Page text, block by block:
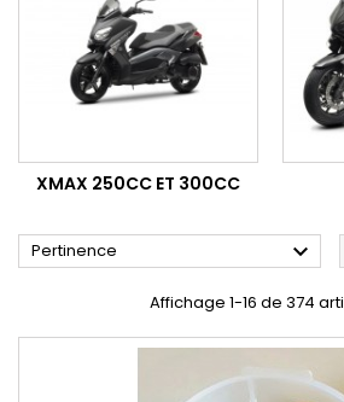
XMAX 250CC ET 300CC
Pertinence 
Affichage 1-16 de 374